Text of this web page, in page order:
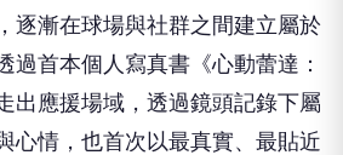
逐漸在球場與社群之間建立屬於
過首本個人寫真書《心動蕾達：
出應援場域，透過鏡頭記錄下屬
心情，也首次以最真實、最貼近